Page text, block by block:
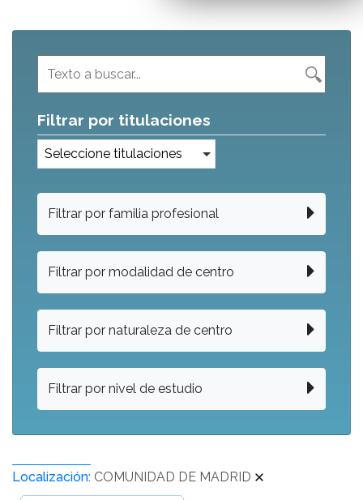
Localización: COMUNIDAD DE MADRID
Filtrar por titulaciones
Seleccione titulaciones
Filtrar por familia profesional
Filtrar por modalidad de centro
Filtrar por naturaleza de centro
Filtrar por nivel de estudio